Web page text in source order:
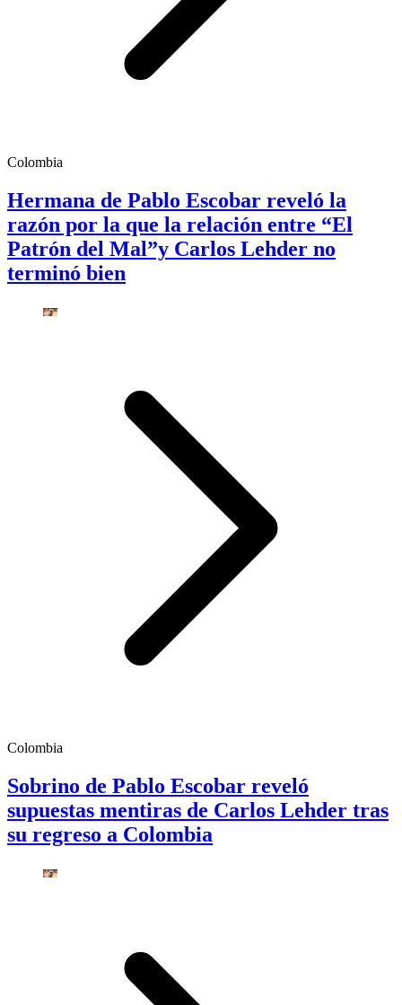
Colombia
Hermana de Pablo Escobar reveló la
razón por la que la relación entre “El
Patrón del Mal”y Carlos Lehder no
terminó bien
Colombia
Sobrino de Pablo Escobar reveló
supuestas mentiras de Carlos Lehder tras
su regreso a Colombia